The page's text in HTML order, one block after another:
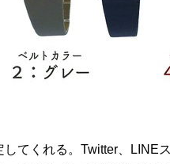
てくれる。Twitter、LINE